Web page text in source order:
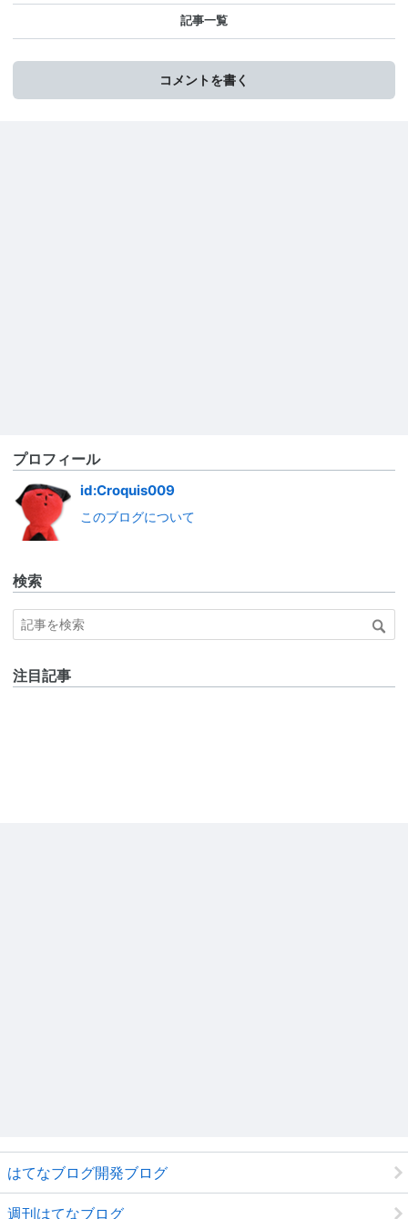
記事一覧
コメントを書く
プロフィール
id:Croquis009
このブログについて
検索
注目記事
はてなブログ開発ブログ
週刊はてなブログ